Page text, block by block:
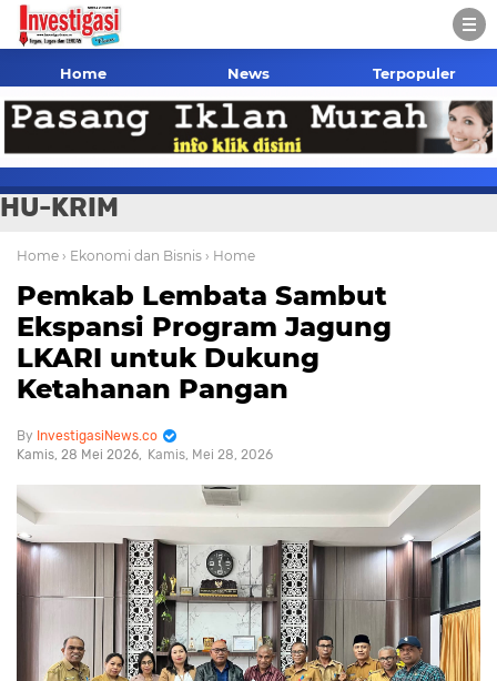
Home News Terpopuler
HU-KRIM
Home › Ekonomi dan Bisnis › Home
Pemkab Lembata Sambut
Ekspansi Program Jagung
LKARI untuk Dukung
Ketahanan Pangan
InvestigasiNews.co
Kamis, 28 Mei 2026
Kamis, Mei 28, 2026